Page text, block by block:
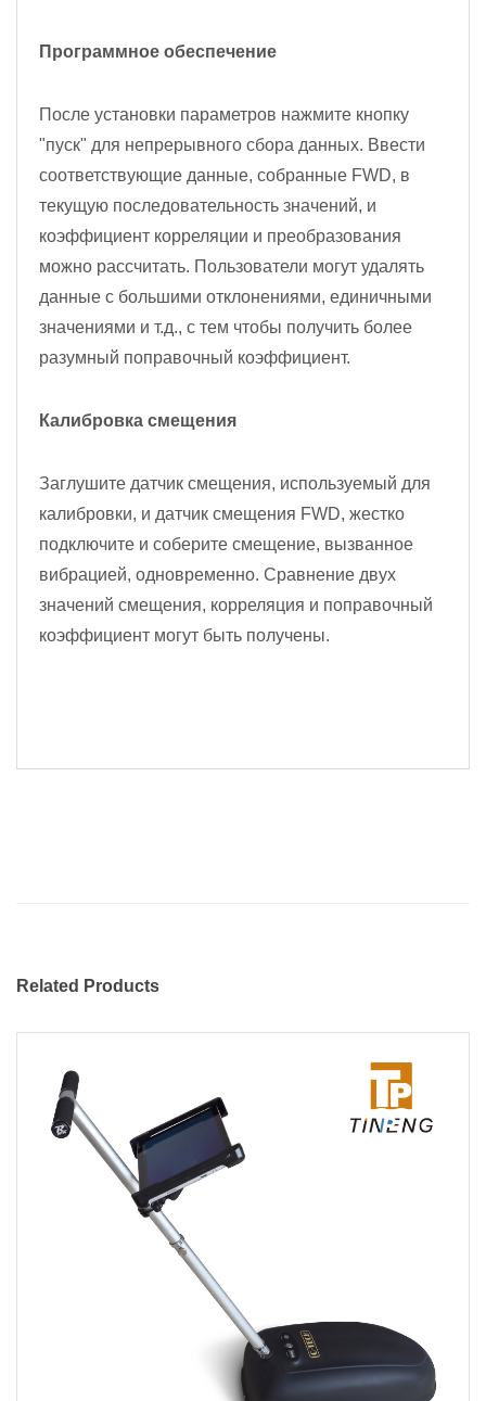
Программное обеспечение
После установки параметров нажмите кнопку
"пуск" для непрерывного сбора данных. Ввести
соответствующие данные, собранные FWD, в
текущую последовательность значений, и
коэффициент корреляции и преобразования
можно рассчитать. Пользователи могут удалять
данные с большими отклонениями, единичными
значениями и т.д., с тем чтобы получить более
разумный поправочный коэффициент.
Калибровка смещения
Заглушите датчик смещения, используемый для
калибровки, и датчик смещения FWD, жестко
подключите и соберите смещение, вызванное
вибрацией, одновременно. Сравнение двух
значений смещения, корреляция и поправочный
коэффициент могут быть получены.
Related Products